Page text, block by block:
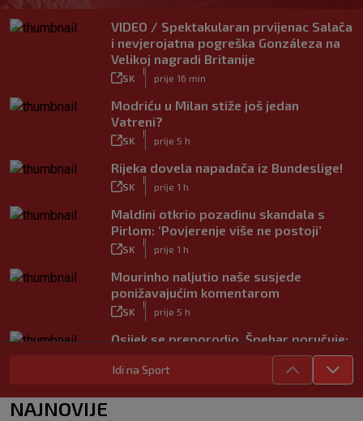
VIDEO / Spektakularan prvijenac Salača
i nevjerojatna pogreška Gonzáleza na
Velikoj nagradi Britanije
SK prije 16 min
Modriću u Milan stiže još jedan
Vatreni?
SK prije 5 h
Rijeka dovela napadača iz Bundeslige!
SK prije 1 h
Maldini otkrio pozadinu skandala s
Pirlom: ‘Povjerenje više ne postoji’
SK prije 1 h
Mourinho naljutio naše susjede
ponižavajućim komentarom
SK prije 5 h
Osijek se preporodio, Špehar poručuje:
SK
|
prije 2 h
Carević nakon drugog poraza: ‘Ne
Idi na Sport
NAJNOVIJE